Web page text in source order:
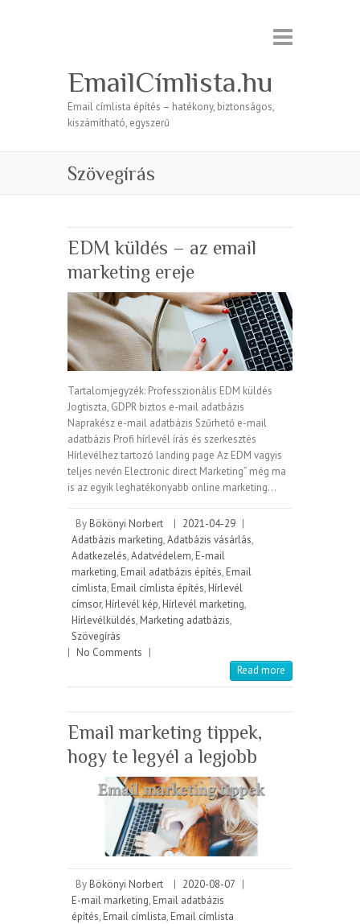
EmailCímlista.hu
Email címlista építés – hatékony, biztonságos,
kiszámítható, egyszerű
Szövegírás
EDM küldés – az email
marketing ereje
Tartalomjegyzék: Professzionális EDM küldés
Jogtiszta, GDPR biztos e-mail adatbázis
Naprakész e-mail adatbázis Szűrhető e-mail
adatbázis Profi hírlevél írás és szerkesztés
Hírlevélhez tartozó landing page Az EDM vagyis
teljes nevén Electronic direct Marketing” még ma
is az egyik leghatékonyabb online marketing…
By Bökönyi Norbert | 2021-04-29 |
Adatbázis marketing,Adatbázis vásárlás,
Adatkezelés,Adatvédelem, E-mail
marketing, Email adatbázis építés, Email
címlista, Email címlista építés, Hírlevél
címsor, Hírlevél kép, Hírlevél marketing,
Hírlevélküldés, Marketing adatbázis,
Szövegírás
| No Comments |
Read more
Email marketing tippek,
hogy te legyél a legjobb
By Bökönyi Norbert | 2020-08-07 |
E-mail marketing, Email adatbázis
építés, Email címlista, Email címlista